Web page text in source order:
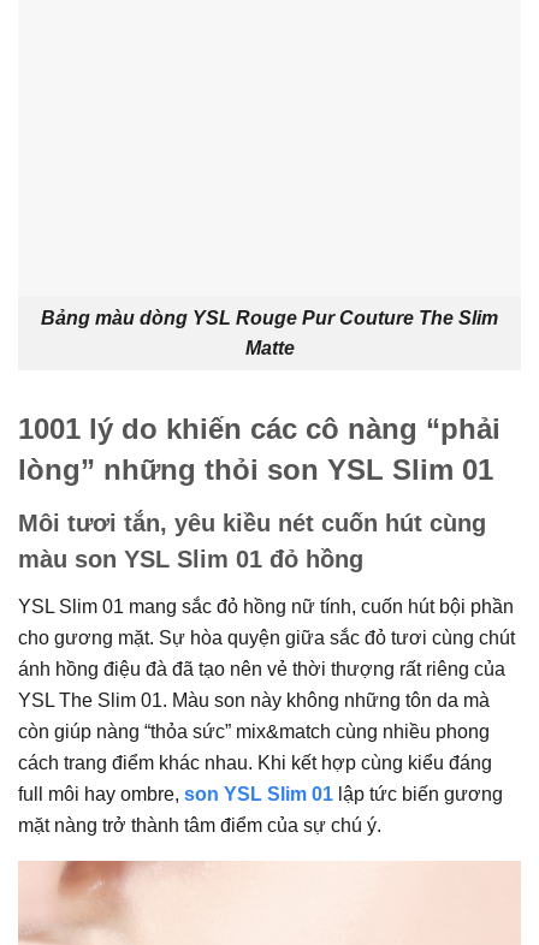
Bảng màu dòng YSL Rouge Pur Couture The Slim
Matte
1001 lý do khiến các cô nàng “phải
lòng” những thỏi son YSL Slim 01
Môi tươi tắn, yêu kiều nét cuốn hút cùng
màu son YSL Slim 01 đỏ hồng
YSL Slim 01 mang sắc đỏ hồng nữ tính, cuốn hút bội phần
cho gương mặt. Sự hòa quyện giữa sắc đỏ tươi cùng chút
ánh hồng điệu đà đã tạo nên vẻ thời thượng rất riêng của
YSL The Slim 01. Màu son này không những tôn da mà
còn giúp nàng “thỏa sức” mix&match cùng nhiều phong
cách trang điểm khác nhau. Khi kết hợp cùng kiểu đáng
full môi hay ombre, son YSL Slim 01 lập tức biến gương
mặt nàng trở thành tâm điểm của sự chú ý.